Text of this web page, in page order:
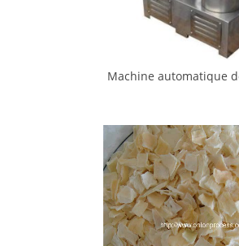
Machine automatique